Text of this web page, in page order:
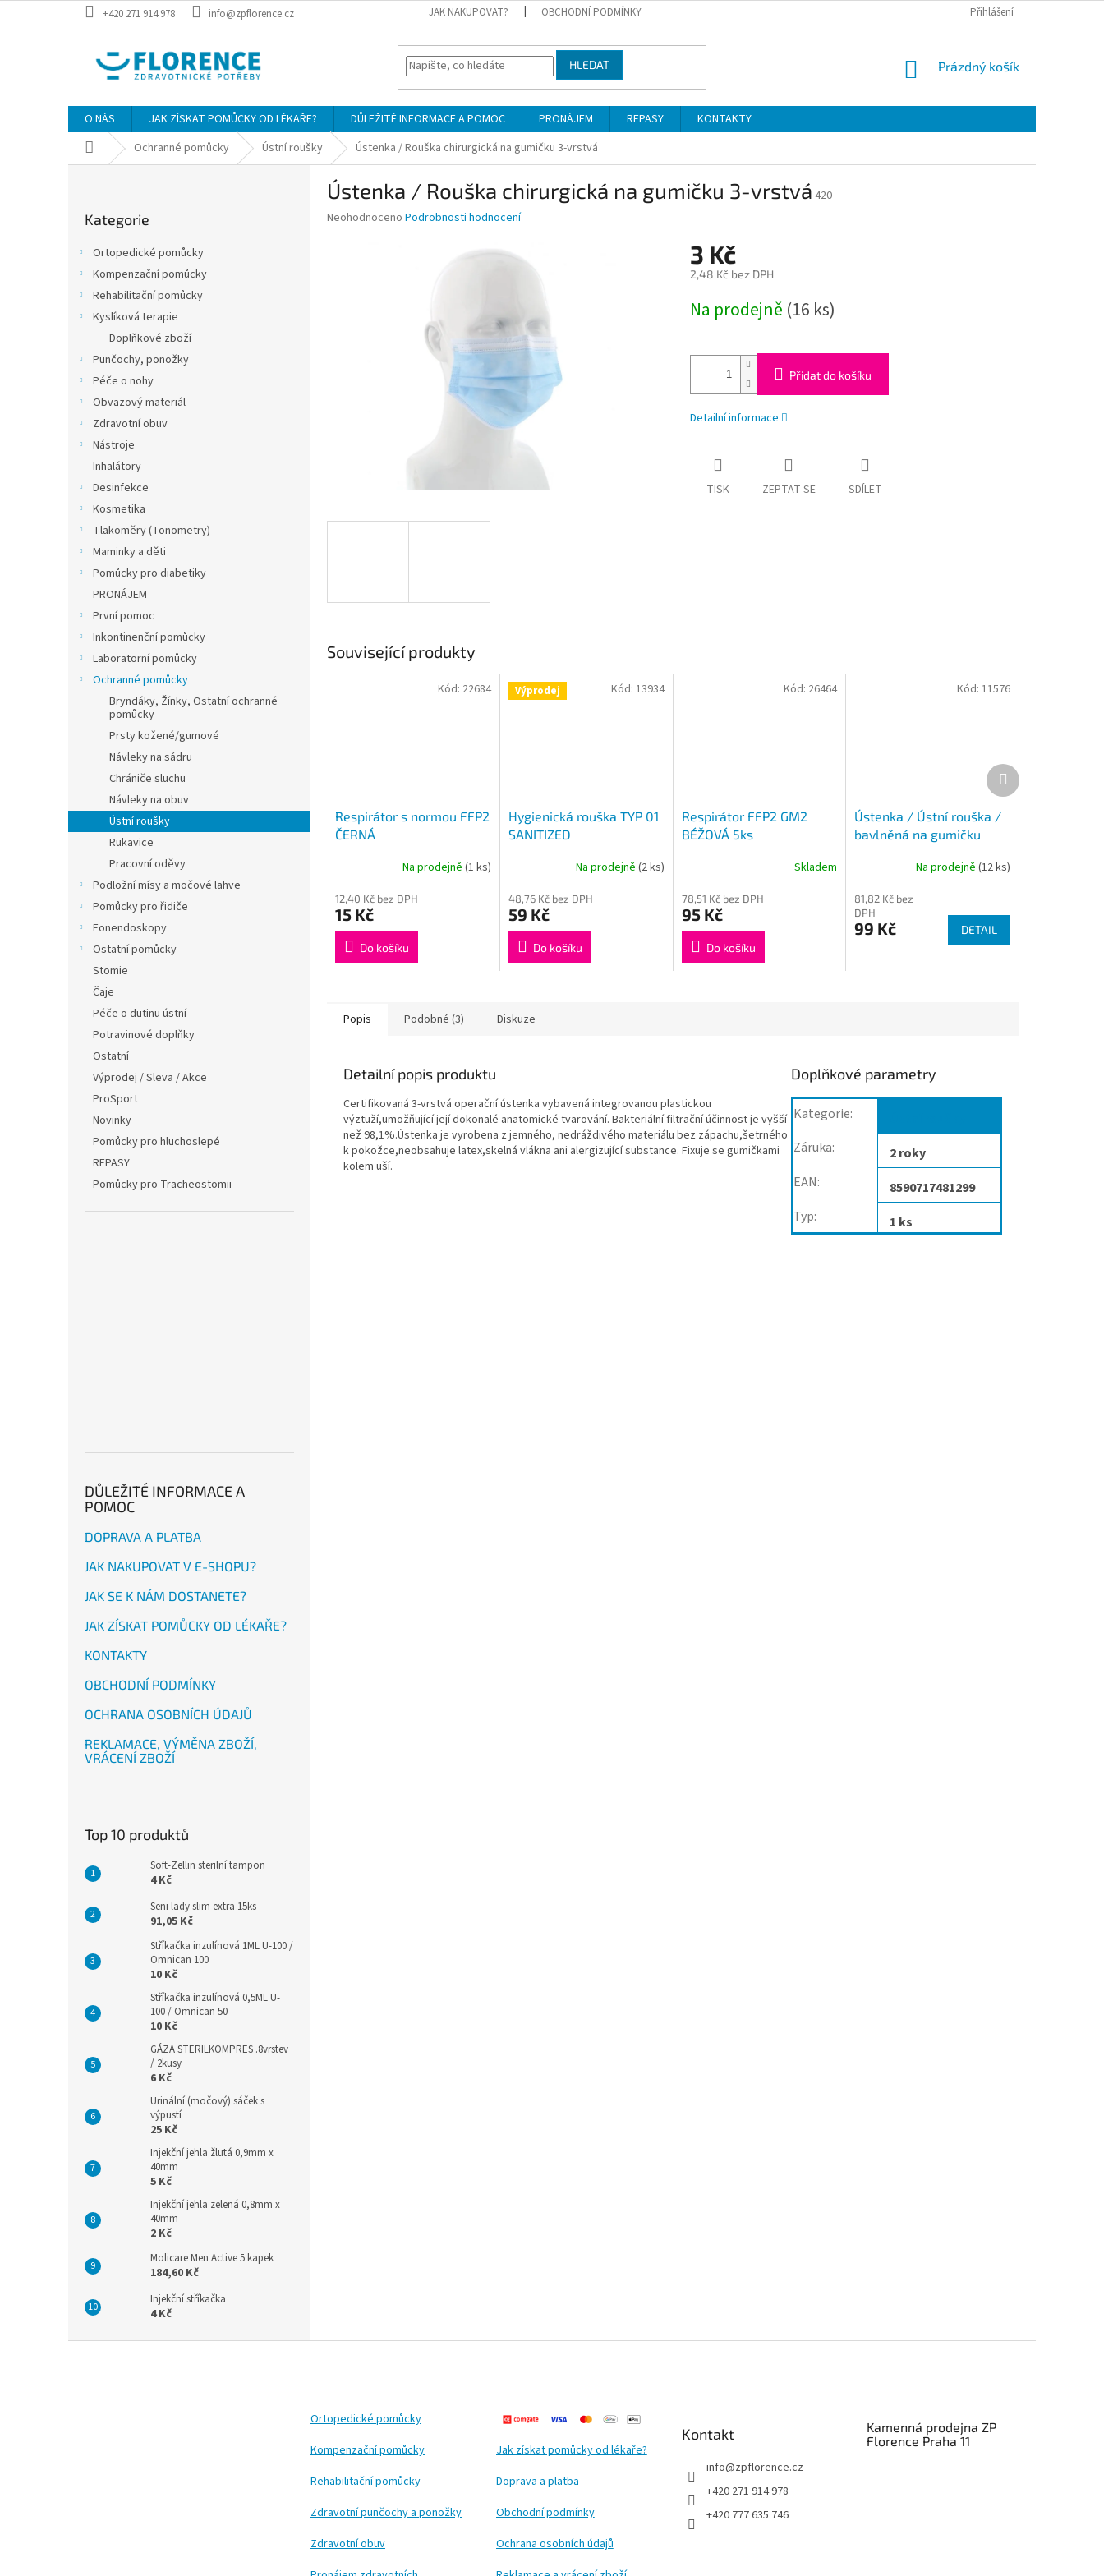
na
+420 271 914 978 info@zpflorence.cz JAK NAKUPOVAT? OBCHODNÍ PODMÍNKY Přihlášení
HLEDAT
NÁKUPNÍ
Prázdný košík
O NÁS JAK ZÍSKAT POMŮCKY OD LÉKAŘE? DŮLEŽITÉ INFORMACE A POMOC PRONÁJEM REPASY
KONTAKTY
Domů Ochranné pomůcky Ústní roušky Ústenka / Rouška chirurgická na gumičku 3-vrstvá
kategorie
Kategorie
Ortopedické pomůcky
Kompenzační pomůcky
Rehabilitační pomůcky
Kyslíková terapie
Doplňkové zboží
Punčochy, ponožky
Péče o nohy
Obvazový materiál
Zdravotní obuv
Nástroje
Inhalátory
Desinfekce
Kosmetika
Tlakoměry (Tonometry)
Maminky a děti
Pomůcky pro diabetiky
PRONÁJEM
První pomoc
Inkontinenční pomůcky
Laboratorní pomůcky
Ochranné pomůcky
Bryndáky, Žínky, Ostatní ochranné
pomůcky
Prsty kožené/gumové
Návleky na sádru
Chrániče sluchu
Návleky na obuv
Ústní roušky
Rukavice
Pracovní oděvy
Podložní mísy a močové lahve
Pomůcky pro řidiče
Fonendoskopy
Ostatní pomůcky
Stomie
Čaje
Péče o dutinu ústní
Potravinové doplňky
Ostatní
Výprodej / Sleva / Akce
ProSport
Novinky
Pomůcky pro hluchoslepé
REPASY
Pomůcky pro Tracheostomii
DŮLEŽITÉ INFORMACE A
POMOC
DOPRAVA A PLATBA
JAK NAKUPOVAT V E-SHOPU?
JAK SE K NÁM DOSTANETE?
JAK ZÍSKAT POMŮCKY OD LÉKAŘE?
KONTAKTY
OBCHODNÍ PODMÍNKY
OCHRANA OSOBNÍCH ÚDAJŮ
REKLAMACE, VÝMĚNA ZBOŽÍ,
VRÁCENÍ ZBOŽÍ
Top 10 produktů
Soft-Zellin sterilní tampon
4 Kč
Seni lady slim extra 15ks
91,05 Kč
Stříkačka inzulínová 1ML U-100 /
Omnican 100
10 Kč
Stříkačka inzulínová 0,5ML U-
100 / Omnican 50
10 Kč
GÁZA STERILKOMPRES .8vrstev
/ 2kusy
6 Kč
Urinální (močový) sáček s
výpustí
25 Kč
Injekční jehla žlutá 0,9mm x
40mm
5 Kč
Injekční jehla zelená 0,8mm x
40mm
2 Kč
Molicare Men Active 5 kapek
184,60 Kč
Injekční stříkačka
4 Kč
Ústenka / Rouška chirurgická na gumičku 3-vrstvá 420
Průměrné
Neohodnoceno Podrobnosti hodnocení
3 Kč
2,48 Kč bez DPH
cena:
Na prodejně (16 ks)
Přidat do košíku
Detailní informace
TISK ZEPTAT SE SDÍLET
Související produkty
Respirátor s normou FFP2
ČERNÁ
Na prodejně (1 ks)
12,40 Kč bez DPH
15 Kč
Do košíku
Kód: 22684 Výprodej
Hygienická rouška TYP 01
SANITIZED
Na prodejně (2 ks)
48,76 Kč bez DPH
59 Kč
Do košíku
Kód: 13934
Respirátor FFP2 GM2
BÉŽOVÁ 5ks
Skladem
78,51 Kč bez DPH
95 Kč
Do košíku
Kód: 26464
Ústenka / Ústní rouška /
bavlněná na gumičku
Na prodejně (12 ks)
81,82 Kč bez
DPH
99 Kč DETAIL
Kód: 11576
Další
produkt
Popis Podobné (3) Diskuze
Detailní popis produktu
Certifikovaná 3-vrstvá operační ústenka vybavená integrovanou plastickou
výztuží,umožňující její dokonalé anatomické tvarování. Bakteriální filtrační účinnost je vyšší
než 98,1%.Ústenka je vyrobena z jemného, nedráždivého materiálu bez zápachu,šetrného
k pokožce,neobsahuje latex,skelná vlákna ani alergizující substance. Fixuje se gumičkami
kolem uší.
Doplňkové parametry
Kategorie:
Záruka:
2 roky
EAN:
8590717481299
Typ: 1 ks
Ortopedické pomůcky
Kompenzační pomůcky
Rehabilitační pomůcky
Zdravotní punčochy a ponožky
Zdravotní obuv
Jak získat pomůcky od lékaře?
Doprava a platba
Obchodní podmínky
Ochrana osobních údajů
Kontakt
info@zpflorence.cz
+420 271 914 978
+420 777 635 746
Kamenná prodejna ZP
Florence Praha 11